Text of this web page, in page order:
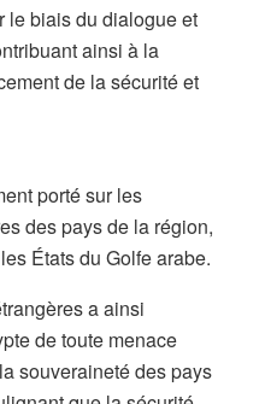
le biais du dialogue et
ainsi à la
de la sécurité et
porté sur les
des pays de la région,
États du Golfe arabe.
a ainsi
de toute menace
souveraineté des pays